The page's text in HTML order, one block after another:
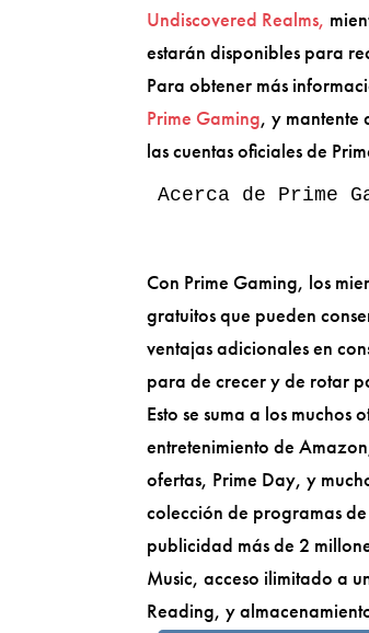
Undiscovered Realms,
estarán disponibles para
Para obtener más
Prime Gaming, y mantente
las cuentas oficiales de
Acerca de Prime
Con Prime Gaming, los
gratuitos que pueden
ventajas adicionales en
para de crecer y de rotar
Esto se suma a los
entretenimiento de
ofertas, Prime Day, y
colección de programas
publicidad más de 2
Music, acceso ilimitado a
Reading, y